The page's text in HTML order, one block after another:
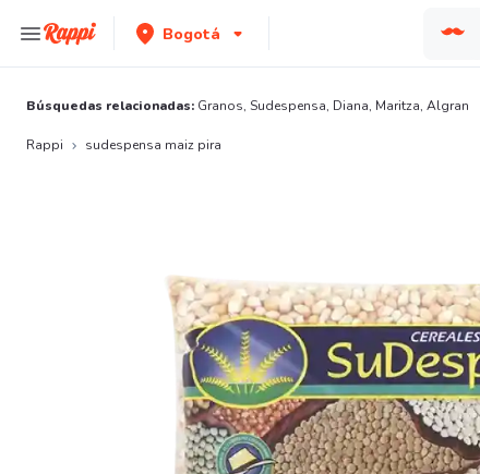
Bogotá
Búsquedas relacionadas: Granos, Sudespensa, Diana, Maritza, Algran
Rappi sudespensa maiz pira